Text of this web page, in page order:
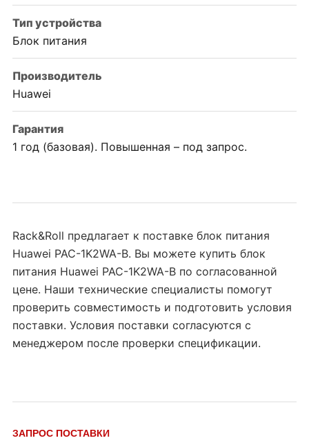
Тип устройства
Блок питания
Производитель
Huawei
Гарантия
1 год (базовая). Повышенная – под запрос.
Rack&Roll предлагает к поставке блок питания
Huawei PAC-1K2WA-B. Вы можете купить блок
питания Huawei PAC-1K2WA-B по согласованной
цене. Наши технические специалисты помогут
проверить совместимость и подготовить условия
поставки. Условия поставки согласуются с
менеджером после проверки спецификации.
ЗАПРОС ПОСТАВКИ